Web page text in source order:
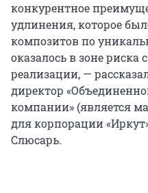
конкурентное
удлинения, которое
композитов по
оказалось в зоне риска
реализации, —
директор
компании» (является
для корпорации
Слюсарь.